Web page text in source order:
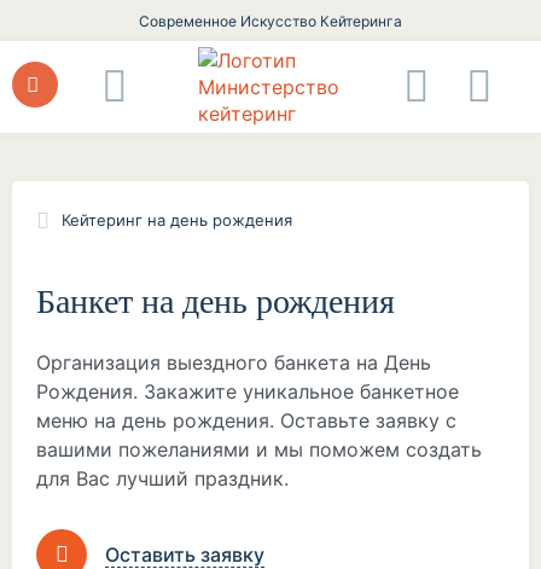
Современное Искусство Кейтеринга
Кейтеринг на день рождения
Банкет на день рождения
Организация выездного банкета на День
Рождения. Закажите уникальное банкетное
меню на день рождения. Оставьте заявку с
вашими пожеланиями и мы поможем создать
для Вас лучший праздник.
Оставить заявку